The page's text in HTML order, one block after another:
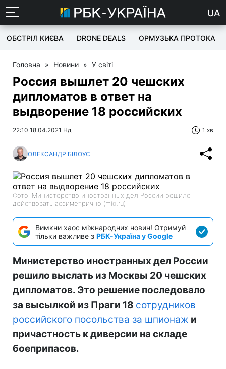
UA
ОБСТРІЛ КИЄВА DRONE DEALS ОРМУЗЬКА ПРОТОКА
Головна » Новини » У світі
Россия вышлет 20 чешских
дипломатов в ответ на
выдворение 18 российских
22:10 18.04.2021 Нд 1 хв
ОЛЕКСАНДР БІЛОУС
Фото: Министерство иностранных дел России решило
действовать ассиметрично (mid.ru)
Вимкни хаос міжнародних новин! Отримуй
тільки важливе з РБК-Україна у Google
Министерство иностранных дел России
решило выслать из Москвы 20 чешских
дипломатов. Это решение последовало
за высылкой из Праги 18 сотрудников
российского посольства за шпионаж и
причастность к диверсии на складе
боеприпасов.